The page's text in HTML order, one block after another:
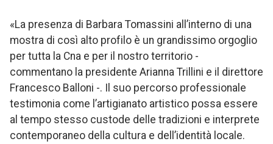
«La presenza di Barbara Tomassini all’interno di una
mostra di così alto profilo è un grandissimo orgoglio
per tutta la Cna e per il nostro territorio -
commentano la presidente Arianna Trillini e il direttore
Francesco Balloni -. Il suo percorso professionale
testimonia come l’artigianato artistico possa essere
al tempo stesso custode delle tradizioni e interprete
contemporaneo della cultura e dell’identità locale.